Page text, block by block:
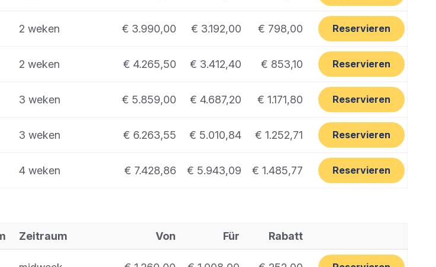
2 weken € 3.990,00 € 3.192,00 € 798,00 Reservieren
2 weken € 4.265,50 € 3.412,40 € 853,10 Reservieren
3 weken € 5.859,00 € 4.687,20 € 1.171,80 Reservieren
3 weken € 6.263,55 € 5.010,84 € 1.252,71 Reservieren
4 weken € 7.428,86 € 5.943,09 € 1.485,77 Reservieren
Zeitraum Von Für Rabatt